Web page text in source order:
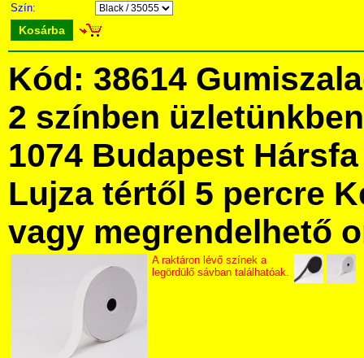
Szín:
Kosárba
Kód: 38614
2 színben
1074 Budapest
Lujza tértől 5 percre
vagy megrendelhető
A raktáron lévő színek a
legördülő sávban találhatóak.